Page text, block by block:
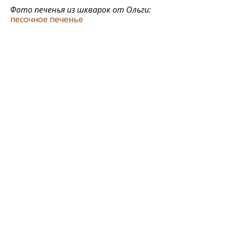
Фото печенья из шкварок от Ольги:
песочное печенье